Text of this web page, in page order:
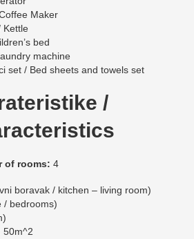
Maker
Kettle
bed
machine
set / Bed sheets and towels set
/
of rooms: 4
boravak / kitchen – living room)
/ bedrooms)
50m^2